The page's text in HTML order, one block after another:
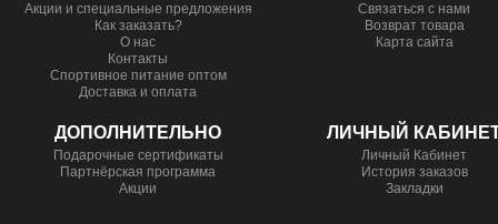
Акции и специальные предложения
Как заказать?
О нас
Контакты
Спортивное питание оптом
Доставка и оплата
Связаться с нами
Возврат товара
Карта сайта
ДОПОЛНИТЕЛЬНО
Подарочные сертификаты
Партнёрская программа
Акции
ЛИЧНЫЙ
Личный Кабинет
История заказов
Закладки